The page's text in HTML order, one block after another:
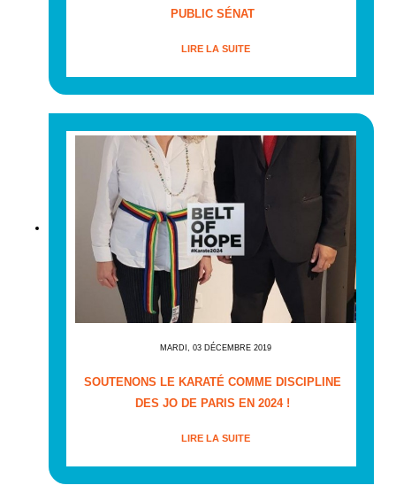
PUBLIC SÉNAT
LIRE LA SUITE
MARDI, 03 DÉCEMBRE 2019
SOUTENONS LE KARATÉ COMME DISCIPLINE
DES JO DE PARIS EN 2024 !
LIRE LA SUITE